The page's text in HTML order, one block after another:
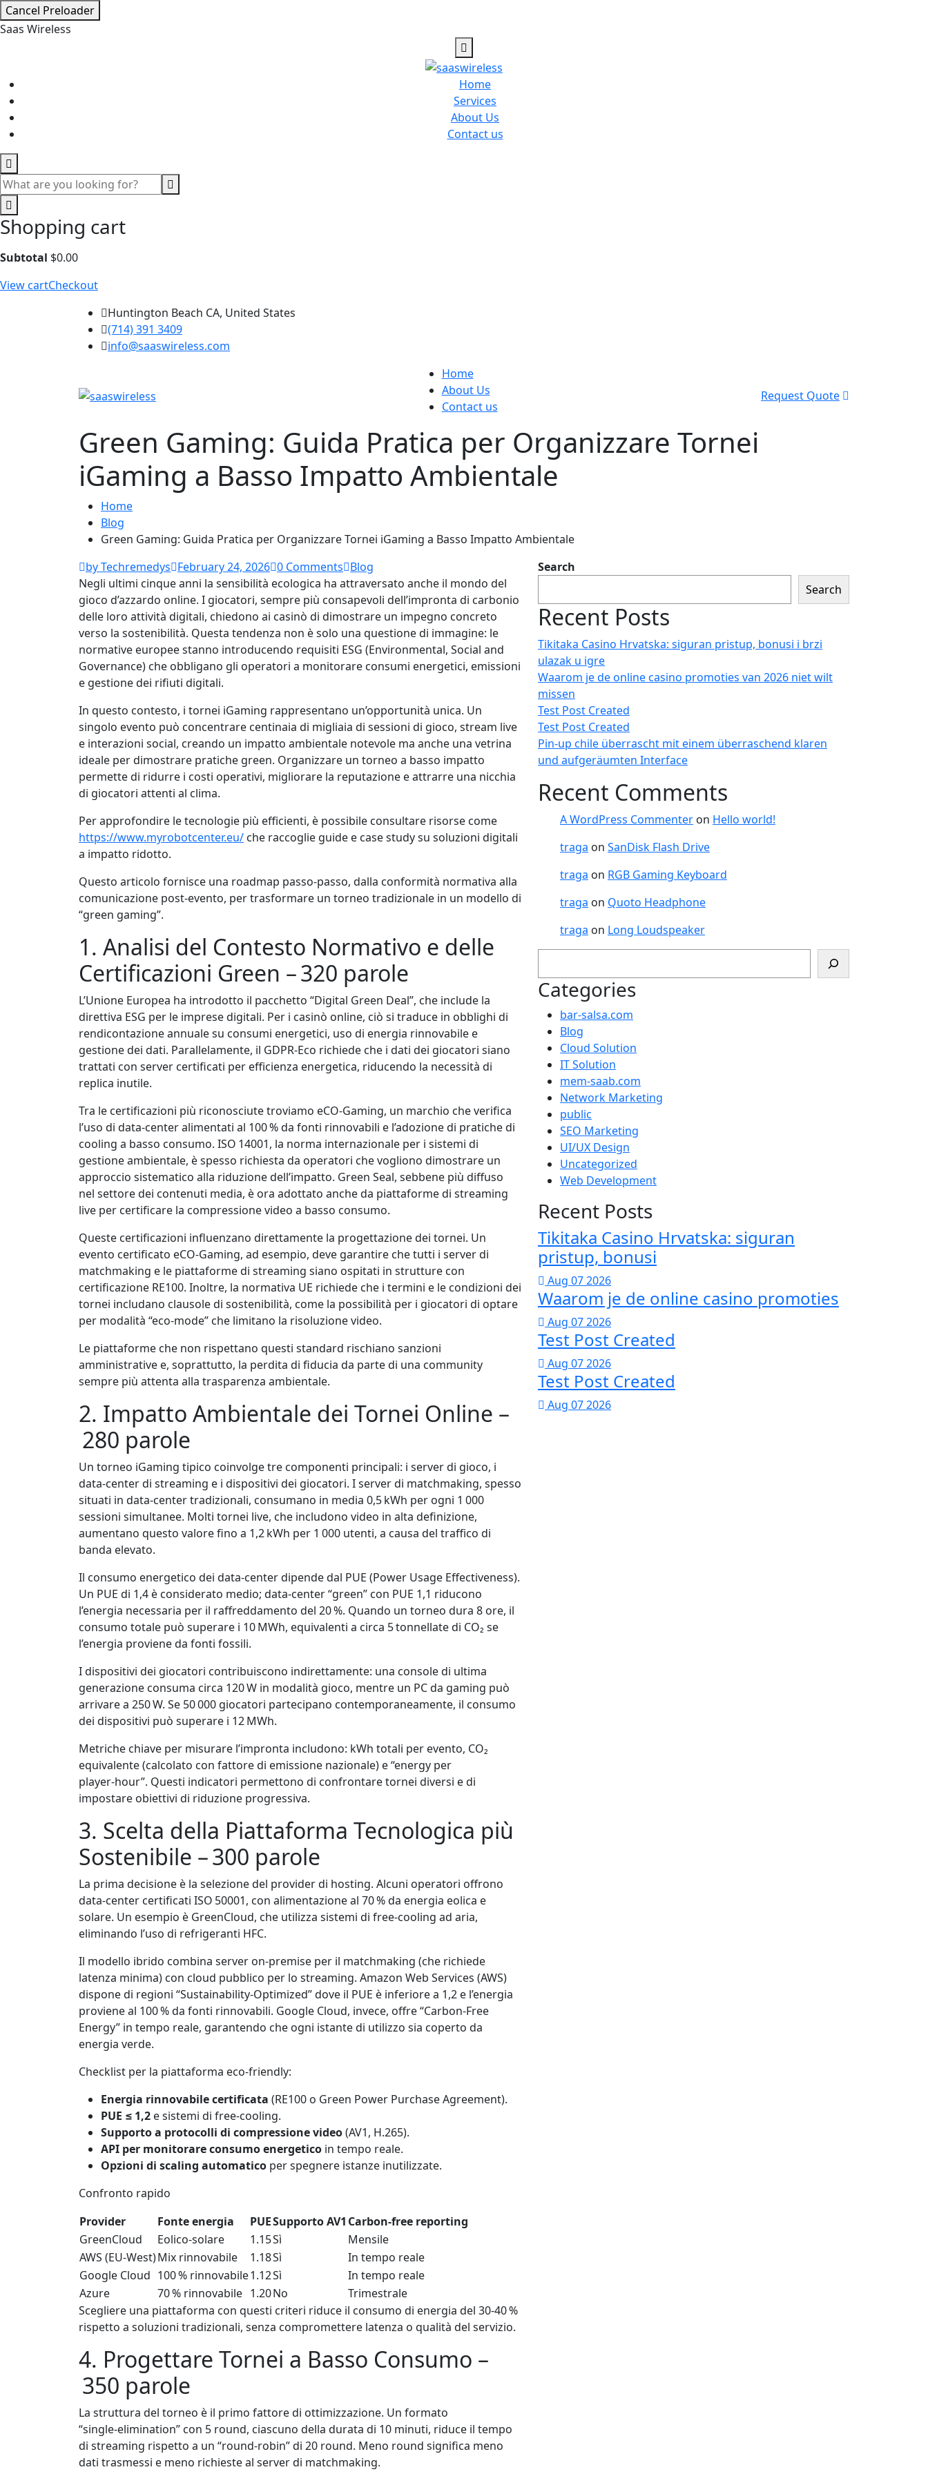
Cancel Preloader
Saas Wireless
Home
Services
About Us
Contact us
Shopping cart
Subtotal $0.00
View cartCheckout
Huntington Beach CA, United States
(714) 391 3409
info@saaswireless.com
Home
About Us
Contact us
Request Quote
Green Gaming: Guida Pratica per Organizzare Tornei
iGaming a Basso Impatto Ambientale
Home
Blog
Green Gaming: Guida Pratica per Organizzare Tornei iGaming a Basso Impatto Ambientale
by Techremedys February 24, 2026 0 Comments Blog
Negli ultimi cinque anni la sensibilità ecologica ha attraversato anche il mondo del
gioco d’azzardo online. I giocatori, sempre più consapevoli dell’impronta di carbonio
delle loro attività digitali, chiedono ai casinò di dimostrare un impegno concreto
verso la sostenibilità. Questa tendenza non è solo una questione di immagine: le
normative europee stanno introducendo requisiti ESG (Environmental, Social and
Governance) che obbligano gli operatori a monitorare consumi energetici, emissioni
e gestione dei rifiuti digitali.
In questo contesto, i tornei iGaming rappresentano un’opportunità unica. Un
singolo evento può concentrare centinaia di migliaia di sessioni di gioco, stream live
e interazioni social, creando un impatto ambientale notevole ma anche una vetrina
ideale per dimostrare pratiche green. Organizzare un torneo a basso impatto
permette di ridurre i costi operativi, migliorare la reputazione e attrarre una nicchia
di giocatori attenti al clima.
Per approfondire le tecnologie più efficienti, è possibile consultare risorse come
https://www.myrobotcenter.eu/ che raccoglie guide e case study su soluzioni digitali
a impatto ridotto.
Questo articolo fornisce una roadmap passo‑passo, dalla conformità normativa alla
comunicazione post‑evento, per trasformare un torneo tradizionale in un modello di
“green gaming”.
1. Analisi del Contesto Normativo e delle
Certificazioni Green – 320 parole
L’Unione Europea ha introdotto il pacchetto “Digital Green Deal”, che include la
direttiva ESG per le imprese digitali. Per i casinò online, ciò si traduce in obblighi di
rendicontazione annuale su consumi energetici, uso di energia rinnovabile e
gestione dei dati. Parallelamente, il GDPR‑Eco richiede che i dati dei giocatori siano
trattati con server certificati per efficienza energetica, riducendo la necessità di
replica inutile.
Tra le certificazioni più riconosciute troviamo eCO‑Gaming, un marchio che verifica
l’uso di data‑center alimentati al 100 % da fonti rinnovabili e l’adozione di pratiche di
cooling a basso consumo. ISO 14001, la norma internazionale per i sistemi di
gestione ambientale, è spesso richiesta da operatori che vogliono dimostrare un
approccio sistematico alla riduzione dell’impatto. Green Seal, sebbene più diffuso
nel settore dei contenuti media, è ora adottato anche da piattaforme di streaming
live per certificare la compressione video a basso consumo.
Queste certificazioni influenzano direttamente la progettazione dei tornei. Un
evento certificato eCO‑Gaming, ad esempio, deve garantire che tutti i server di
matchmaking e le piattaforme di streaming siano ospitati in strutture con
certificazione RE100. Inoltre, la normativa UE richiede che i termini e le condizioni dei
tornei includano clausole di sostenibilità, come la possibilità per i giocatori di optare
per modalità “eco‑mode” che limitano la risoluzione video.
Le piattaforme che non rispettano questi standard rischiano sanzioni
amministrative e, soprattutto, la perdita di fiducia da parte di una community
sempre più attenta alla trasparenza ambientale.
2. Impatto Ambientale dei Tornei Online –
280 parole
Un torneo iGaming tipico coinvolge tre componenti principali: i server di gioco, i
data‑center di streaming e i dispositivi dei giocatori. I server di matchmaking, spesso
situati in data‑center tradizionali, consumano in media 0,5 kWh per ogni 1 000
sessioni simultanee. Molti tornei live, che includono video in alta definizione,
aumentano questo valore fino a 1,2 kWh per 1 000 utenti, a causa del traffico di
banda elevato.
Il consumo energetico dei data‑center dipende dal PUE (Power Usage Effectiveness).
Un PUE di 1,4 è considerato medio; data‑center “green” con PUE 1,1 riducono
l’energia necessaria per il raffreddamento del 20 %. Quando un torneo dura 8 ore, il
consumo totale può superare i 10 MWh, equivalenti a circa 5 tonnellate di CO₂ se
l’energia proviene da fonti fossili.
I dispositivi dei giocatori contribuiscono indirettamente: una console di ultima
generazione consuma circa 120 W in modalità gioco, mentre un PC da gaming può
arrivare a 250 W. Se 50 000 giocatori partecipano contemporaneamente, il consumo
dei dispositivi può superare i 12 MWh.
Metriche chiave per misurare l’impronta includono: kWh totali per evento, CO₂
equivalente (calcolato con fattore di emissione nazionale) e “energy per
player‑hour”. Questi indicatori permettono di confrontare tornei diversi e di
impostare obiettivi di riduzione progressiva.
3. Scelta della Piattaforma Tecnologica più
Sostenibile – 300 parole
La prima decisione è la selezione del provider di hosting. Alcuni operatori offrono
data‑center certificati ISO 50001, con alimentazione al 70 % da energia eolica e
solare. Un esempio è GreenCloud, che utilizza sistemi di free‑cooling ad aria,
eliminando l’uso di refrigeranti HFC.
Il modello ibrido combina server on‑premise per il matchmaking (che richiede
latenza minima) con cloud pubblico per lo streaming. Amazon Web Services (AWS)
dispone di regioni “Sustainability‑Optimized” dove il PUE è inferiore a 1,2 e l’energia
proviene al 100 % da fonti rinnovabili. Google Cloud, invece, offre “Carbon‑Free
Energy” in tempo reale, garantendo che ogni istante di utilizzo sia coperto da
energia verde.
Checklist per la piattaforma eco‑friendly:
Energia rinnovabile certificata (RE100 o Green Power Purchase Agreement).
PUE ≤ 1,2 e sistemi di free‑cooling.
Supporto a protocolli di compressione video(AV1, H.265).
API per monitorare consumo energetico in tempo reale.
Opzioni di scaling automatico per spegnere istanze inutilizzate.
Confronto rapido
Provider
Fonte energia PUESupporto AV1 Carbon‑free reporting
GreenCloud
Eolico‑solare 1.15Sì
Mensile
AWS (EU‑West)Mix rinnovabile 1.18Sì
In tempo reale
Google Cloud 100 % rinnovabile1.12Sì
In tempo reale
Azure
70 % rinnovabile 1.20No
Trimestrale
Scegliere una piattaforma con questi criteri riduce il consumo di energia del 30‑40 %
rispetto a soluzioni tradizionali, senza compromettere latenza o qualità del servizio.
4. Progettare Tornei a Basso Consumo –
350 parole
La struttura del torneo è il primo fattore di ottimizzazione. Un formato
“single‑elimination” con 5 round, ciascuno della durata di 10 minuti, riduce il tempo
di streaming rispetto a un “round‑robin” di 20 round. Meno round significa meno
dati trasmessi e meno richieste al server di matchmaking.
Search
Search
Recent Posts
Tikitaka Casino Hrvatska: siguran pristup, bonusi i brzi
ulazak u igre
Waarom je de online casino promoties van 2026 niet wilt
missen
Test Post Created
Test Post Created
Pin-up chile überrascht mit einem überraschend klaren
und aufgeräumten Interface
Recent Comments
A WordPress Commenter on Hello world!
traga on SanDisk Flash Drive
traga on RGB Gaming Keyboard
traga on Quoto Headphone
traga on Long Loudspeaker
Categories
bar-salsa.com
Blog
Cloud Solution
IT Solution
mem-saab.com
Network Marketing
public
SEO Marketing
UI/UX Design
Uncategorized
Web Development
Recent Posts
Tikitaka Casino Hrvatska: siguran
pristup, bonusi
Aug 07 2026
Waarom je de online casino promoties
Aug 07 2026
Test Post Created
Aug 07 2026
Test Post Created
Aug 07 2026